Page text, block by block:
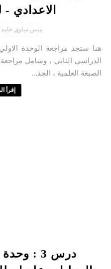
الاعدادي -
ميس سلوي حامد
هنا ستجد مراجعة الوحدة
الدراسي الثاني ، وشامل
الصيغة العلمية ، الجذ...
إقرأ